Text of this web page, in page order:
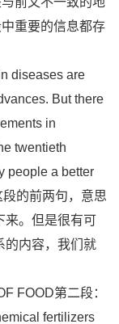
重要的信息都存
diseases are
But there
in
twentieth
people a better
的前两句，意思
来。但是很有可
的内容，我们就
FOOD第二段：
fertilizers